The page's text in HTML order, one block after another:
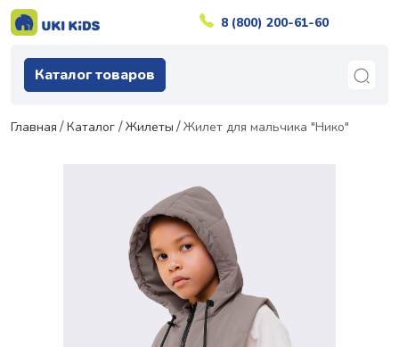
8 (800) 200-61-60
Каталог товаров
Главная Каталог Жилеты Жилет для мальчика "Нико"